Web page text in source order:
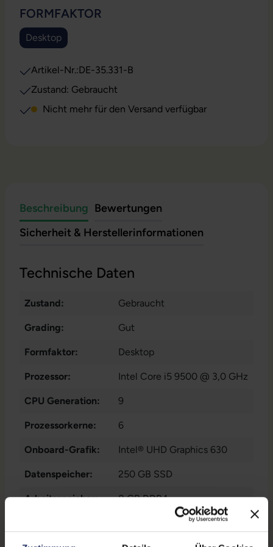
FORMFAKTOR
Desktop
(Diese Option ist zurzeit nicht verfügbar.)
Artikel-Nr.:DE-35.331-B
Zustand: Gebraucht
Nicht mehr für den Versand verfügbar
Beschreibung Bewertungen
Sicherheit & Herstellerinformationen
Technische Daten
Zustand: Gebraucht
Grading: Gut
Formfaktor: Desktop
Prozessor: Intel Core i5 9500 @ 3,0 GHz
CPU Generation: 9
Prozessorkerne: 6
Onboard-Grafik: Intel® UHD Graphics 630
Datenspeicher: 250 GB SSD
Arbeitsspeicher: 8 GB DDR4